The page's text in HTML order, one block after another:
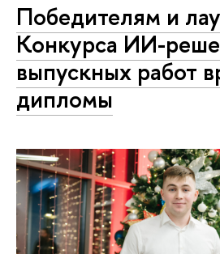
Победителям и
Конкурса ИИ-
выпускных работ
дипломы